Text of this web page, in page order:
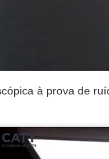
à prova de